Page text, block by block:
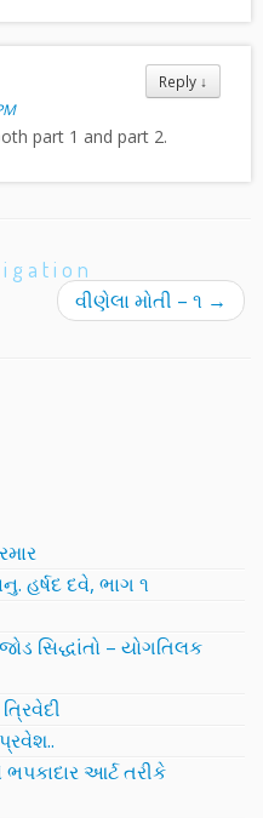
Reply ↓
part 1 and part 2.
વીણેલા મોતી – ૧ →
હર્ષદ દવે, ભાગ ૧
સિદ્ધાંતો – યોગતિલક
આર્ટ તરીકે